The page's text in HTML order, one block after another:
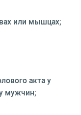
или мышцах;
акта у
мужчин;